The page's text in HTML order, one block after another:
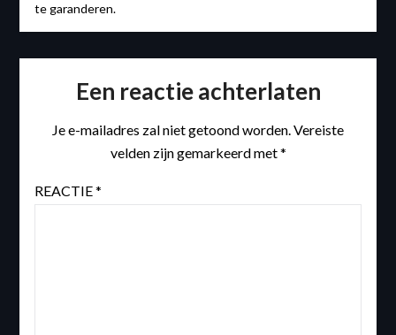
te garanderen.
Een reactie achterlaten
Je e-mailadres zal niet getoond worden.Vereiste
velden zijn gemarkeerd met*
REACTIE*